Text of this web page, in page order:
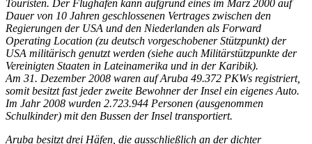
Touristen. Der Flughafen kann aufgrund eines im März 2000 auf
Dauer von 10 Jahren geschlossenen Vertrages zwischen den
Regierungen der USA und den Niederlanden als Forward
Operating Location (zu deutsch vorgeschobener Stützpunkt) der
USA militärisch genutzt werden (siehe auch Militärstützpunkte der
Vereinigten Staaten in Lateinamerika und in der Karibik).
Am 31. Dezember 2008 waren auf Aruba 49.372 PKWs registriert,
somit besitzt fast jeder zweite Bewohner der Insel ein eigenes Auto.
Im Jahr 2008 wurden 2.723.944 Personen (ausgenommen
Schulkinder) mit den Bussen der Insel transportiert.
Aruba besitzt drei Häfen, die ausschließlich an der dichter